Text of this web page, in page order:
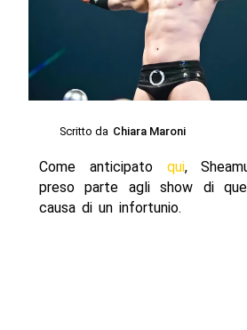
Scritto da Chiara Maroni
Come anticipato qui,
preso parte agli show di
causa di un infortunio.